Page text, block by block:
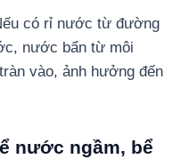
có rỉ nước từ đường
nước bẩn từ môi
vào, ảnh hưởng đến
nước ngầm, bể